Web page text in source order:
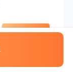
结款无门槛
现